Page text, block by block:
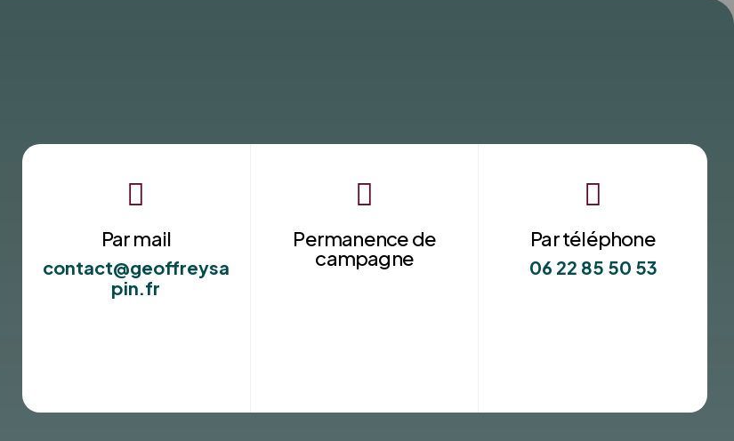

Par mail
contact@geoffreysa
pin.fr

Permanence de
campagne

Par téléphone
06 22 85 50 53